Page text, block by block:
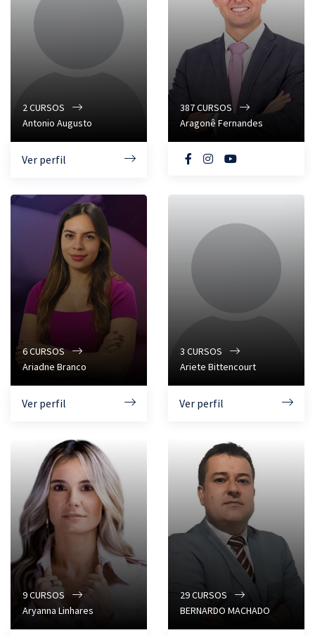
2CURSOS
Antonio Augusto
Ver perfil
387CURSOS
Aragonê Fernandes
6CURSOS
Ariadne Branco
Ver perfil
3 CURSOS
Ariete Bittencourt
Ver perfil
9CURSOS
Aryanna Linhares
29CURSOS
BERNARDO MACHADO